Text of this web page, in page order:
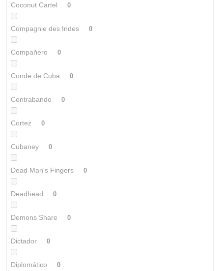
Coconut Cartel 0
Compagnie des Indes 0
Compaňero 0
Conde de Cuba 0
Contrabando 0
Cortez 0
Cubaney 0
Dead Man's Fingers 0
Deadhead 0
Demons Share 0
Dictador 0
Diplomático 0